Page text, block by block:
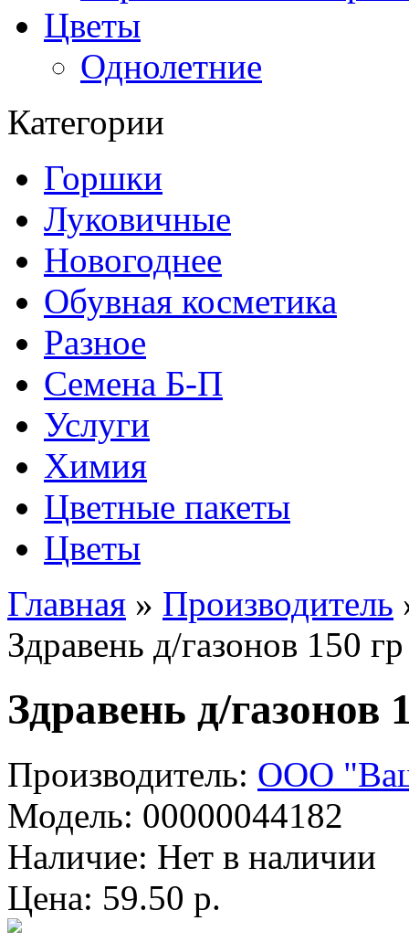
Цветы
Однолетние
Категории
Горшки
Луковичные
Новогоднее
Обувная косметика
Разное
Семена Б-П
Услуги
Химия
Цветные пакеты
Цветы
Главная » Производитель
Здравень д/газонов 150 гр
Здравень д/газонов
Производитель: ООО
Модель: 00000044182
Наличие: Нет в наличии
Цена: 59.50 р.